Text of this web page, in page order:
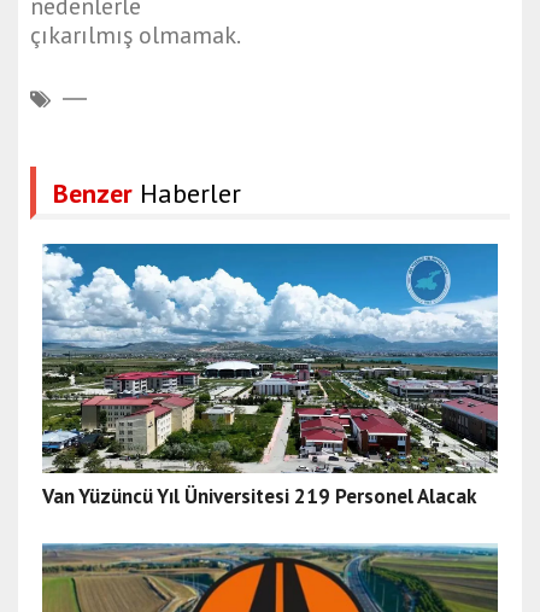
çıkarılmış olmamak.
Benzer Haberler
Van Yüzüncü Yıl Üniversitesi 219 Personel Alacak